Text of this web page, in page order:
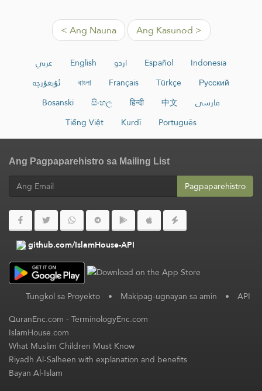
< Ang Nauna Ang Kasunod >
عربي English اردو Español
Indonesia
ئۇيغۇرچە
বাংলা Français Türkçe
Русский
Bosanski
සිංහල हिन्दी 中文
فارسی
Tiếng Việt
Kurdî Português
Ang Pagpaparehistro sa Mailing List
Pagpaparehistro
github.com/IslamHouse-API
Tungkol sa Proyekto • Makipag-ugnayan sa amin • API
QuranEnc.com-TerminologyEnc.com
IslamHouse.com
What Muslim Children Must Know
Riyadh Al-Salheen with explanation and benefits
Bayan Al-Islam